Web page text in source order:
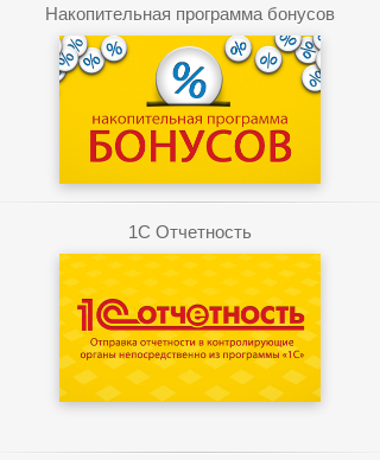
Накопительная программа бонусов
1C Отчетность